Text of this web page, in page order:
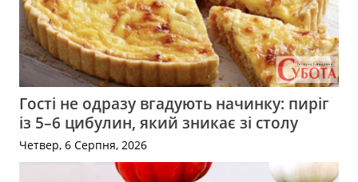
Гості не одразу вгадують начинку: пиріг
із 5–6 цибулин, який зникає зі столу
Четвер, 6 Серпня, 2026